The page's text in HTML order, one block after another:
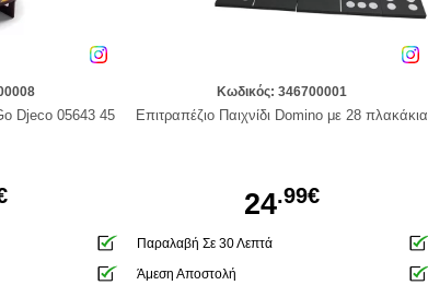
Djeco 05643 45
Κωδικός: 346700001
Επιτραπέζιο Παιχνίδι Domino με 28 πλακάκια
24.99€
Παραλαβή Σε 30 Λεπτά
Άμεση Αποστολή